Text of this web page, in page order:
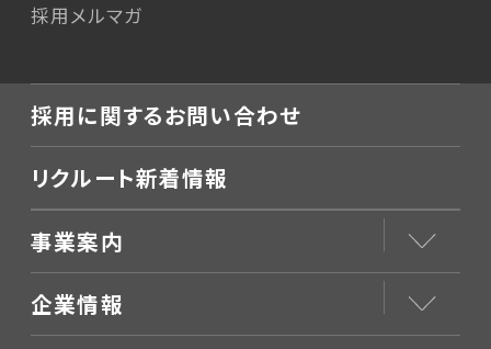
採用メルマガ
採用に関するお問い合わせ
リクルート新着情報
事業案内
企業情報